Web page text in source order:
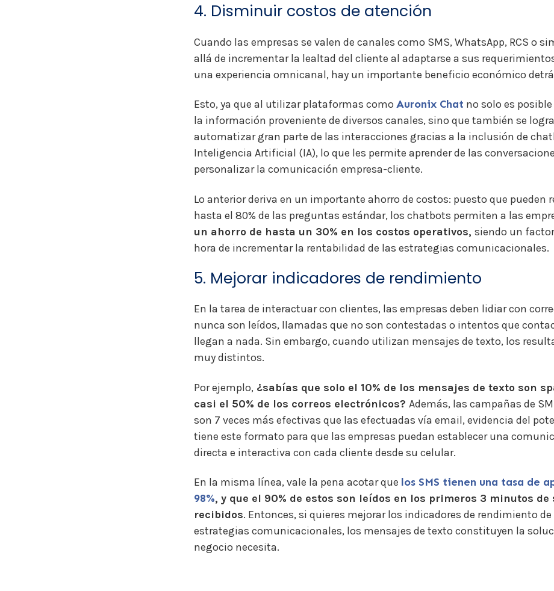
4. Disminuir costos de atención
Cuando las empresas se valen de canales como SMS, WhatsApp, RCS o
allá de incrementar la lealtad del cliente al adaptarse a sus
una experiencia omnicanal, hay un importante beneficio económico
Esto, ya que al utilizar plataformas como Auronix Chat no solo es
la información proveniente de diversos canales, sino que también se logra
automatizar gran parte de las interacciones gracias a la inclusión de
Inteligencia Artificial (IA), lo que les permite aprender de las
personalizar la comunicación empresa-cliente.
Lo anterior deriva en un importante ahorro de costos: puesto que pueden
hasta el 80% de las preguntas estándar, los chatbots permiten a las
un ahorro de hasta un 30% en los costos operativos, siendo un
hora de incrementar la rentabilidad de las estrategias comunicacionales.
5. Mejorar indicadores de rendimiento
En la tarea de interactuar con clientes, las empresas deben lidiar con
nunca son leídos, llamadas que no son contestadas o intentos que
llegan a nada. Sin embargo, cuando utilizan mensajes de texto, los
muy distintos.
Por ejemplo, ¿sabías que solo el 10% de los mensajes de texto son
casi el 50% de los correos electrónicos? Además, las campañas de
son 7 veces más efectivas que las efectuadas vía email, evidencia del
tiene este formato para que las empresas puedan establecer una
directa e interactiva con cada cliente desde su celular.
En la misma línea, vale la pena acotar que los SMS tienen una tasa de
98%, y que el 90% de estos son leídos en los primeros 3 minutos de
recibidos. Entonces, si quieres mejorar los indicadores de rendimiento
estrategias comunicacionales, los mensajes de texto constituyen la
negocio necesita.